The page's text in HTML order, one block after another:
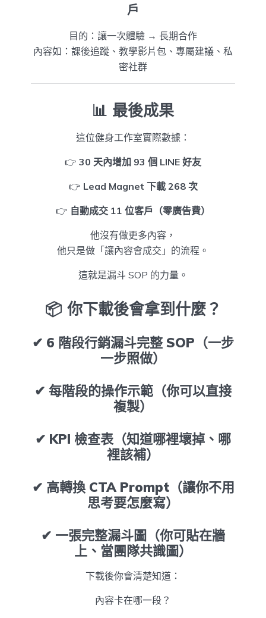
戶
目的：讓一次體驗 → 長期合作
內容如：課後追蹤、教學影片包、專屬建議、私
密社群
📊 最後成果
這位健身工作室實際數據：
👉 30 天內增加 93 個 LINE 好友
👉 Lead Magnet 下載 268 次
👉 自動成交 11 位客戶（零廣告費）
他沒有做更多內容，
他只是做「讓內容會成交」的流程。
這就是漏斗 SOP 的力量。
📦 你下載後會拿到什麼？
✔ 6 階段行銷漏斗完整 SOP（一步
一步照做）
✔ 每階段的操作示範（你可以直接
複製）
✔ KPI 檢查表（知道哪裡壞掉、哪
裡該補）
✔ 高轉換 CTA Prompt（讓你不用
思考要怎麼寫）
✔ 一張完整漏斗圖（你可貼在牆
上、當團隊共識圖）
下載後你會清楚知道：
內容卡在哪一段？